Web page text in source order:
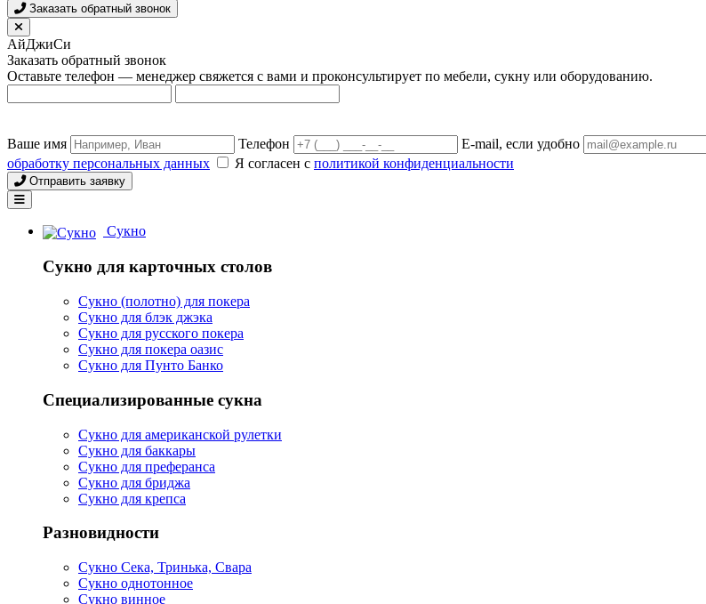
Заказать обратный звонок
АйДжиСи
Заказать обратный звонок
Оставьте телефон — менеджер свяжется с вами и проконсультирует по мебели, сукну или оборудованию.
Ваше имя Телефон E-mail, если удобно
обработку персональных данных
Я согласен с политикой конфиденциальности
Отправить заявку
Сукно
Сукно для карточных столов
Сукно (полотно) для покера
Сукно для блэк джэка
Сукно для русского покера
Сукно для покера оазис
Сукно для Пунто Банко
Специализированные сукна
Сукно для американской рулетки
Сукно для баккары
Сукно для преферанса
Сукно для бриджа
Сукно для крепса
Разновидности
Сукно Сека, Тринька, Свара
Сукно однотонное
Сукно винное